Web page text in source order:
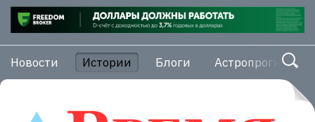
Новости Истории Блоги Астропрогноз